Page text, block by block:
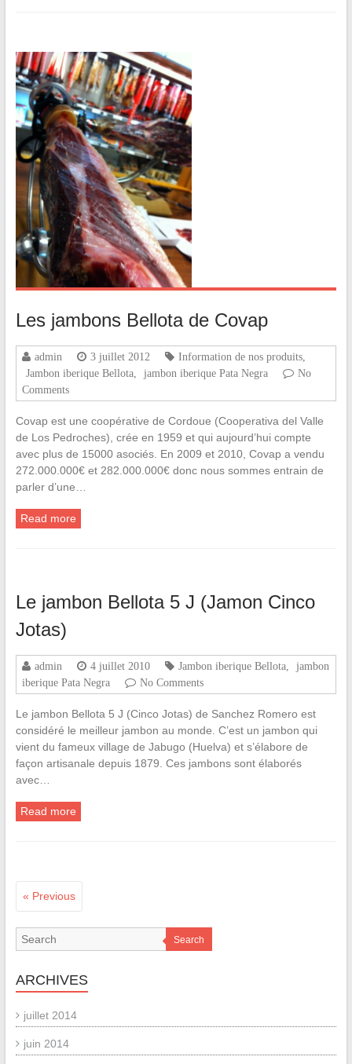
Les jambons Bellota de Covap
admin 3 juillet 2012 Information de nos produits,
Jambon iberique Bellota, jambon iberique Pata Negra
No
Comments
Covap est une coopérative de Cordoue (Cooperativa del Valle
de Los Pedroches), crée en 1959 et qui aujourd’hui compte
avec plus de 15000 asociés. En 2009 et 2010, Covap a vendu
272.000.000€ et 282.000.000€ donc nous sommes entrain de
parler d’une…
Read more
Le jambon Bellota 5 J (Jamon Cinco
Jotas)
admin 4 juillet 2010 Jambon iberique Bellota,
jambon
iberique Pata Negra
No Comments
Le jambon Bellota 5 J (Cinco Jotas) de Sanchez Romero est
considéré le meilleur jambon au monde. C’est un jambon qui
vient du fameux village de Jabugo (Huelva) et s’élabore de
façon artisanale depuis 1879. Ces jambons sont élaborés
avec…
Read more
« Previous
Search
ARCHIVES
juillet 2014
juin 2014